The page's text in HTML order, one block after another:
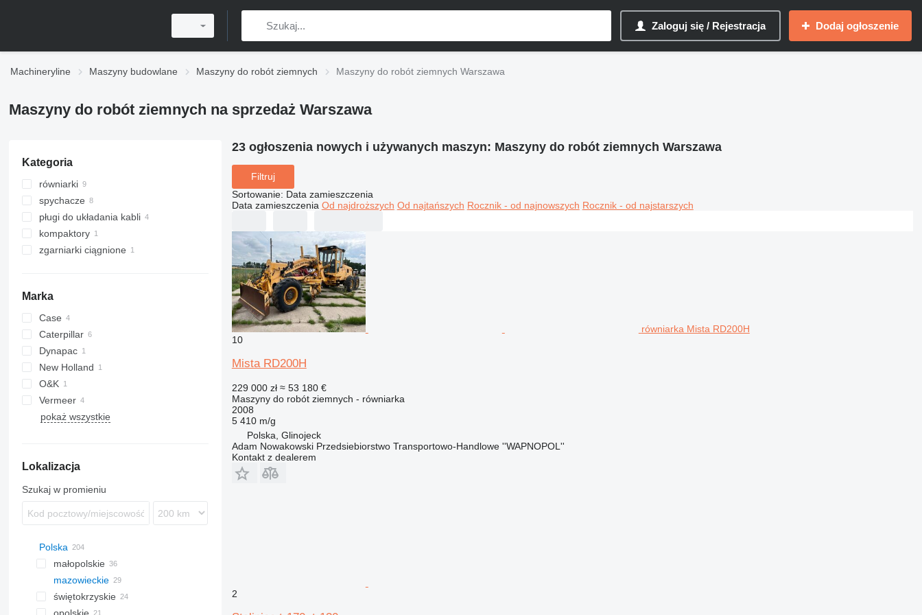
Zaloguj się / Rejestracja Dodaj ogłoszenie
Machineryline Maszyny budowlane Maszyny do robót ziemnych Maszyny do robót ziemnych Warszawa
Maszyny do robót ziemnych na sprzedaż Warszawa
Kategoria
równiarki
spychacze
pługi do układania kabli
kompaktory
zgarniarki ciągnione
Marka
Case
836 C
Caterpillar
D series
TD
Dynapac
LP
BG
New Holland
O&K
F-series
Vermeer
GR
pokaż wszystkie
Lokalizacja
Szukaj w promieniu
Polska
małopolskie
Kraków
Bolechowice
mazowieckie
Warszawa
świętokrzyskie
23 ogłoszenia nowych i używanych maszyn: Maszyny do robót ziemnych Warszawa
Filtruj
Sortowanie: Data zamieszczenia
Data zamieszczenia Od najdroższych Od najtańszych Rocznik - od najnowszych Rocznik - od najstarszych
równiarka Mista RD200H
10
Mista RD200H
229 000 zł ≈ 53 180 €
Maszyny do robót ziemnych - równiarka
2008
5 410 m/g
Polska, Glinojeck
Adam Nowakowski Przedsiebiorstwo Transportowo-Handlowe ''WAPNOPOL''
Kontakt z dealerem
2